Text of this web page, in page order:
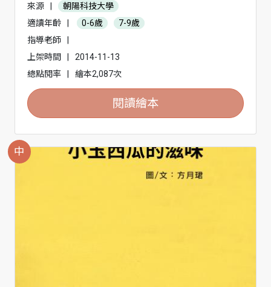
來源
朝陽科技大學
適讀年齡
0-6歲
7-9歲
指導老師
上架時間
2014-11-13
總點閱率
繪本2,087次
閱讀繪本
中